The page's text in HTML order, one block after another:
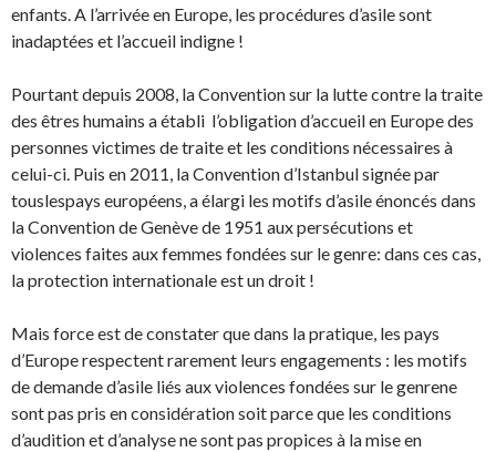
enfants. A l’arrivée en Europe, les procédures d’asile sont
inadaptées et l’accueil indigne !
Pourtant depuis 2008, la Convention sur la lutte contre la traite
des êtres humains a établi l’obligation d’accueil en Europe des
personnes victimes de traite et les conditions nécessaires à
celui-ci. Puis en 2011, la Convention d’Istanbul signée par
touslespays européens, a élargi les motifs d’asile énoncés dans
la Convention de Genève de 1951 aux persécutions et
violences faites aux femmes fondées sur le genre: dans ces cas,
la protection internationale est un droit !
Mais force est de constater que dans la pratique, les pays
d’Europe respectent rarement leurs engagements : les motifs
de demande d’asile liés aux violences fondées sur le genrene
sont pas pris en considération soit parce que les conditions
d’audition et d’analyse ne sont pas propices à la mise en